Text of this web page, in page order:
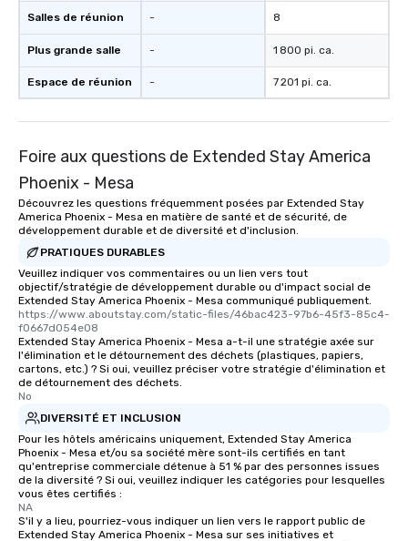
Salles de réunion
Plus grande salle
Espace de réunion
-
-
-
8
1 800 pi. ca.
7 201 pi. ca.
Foire aux questions de Extended Stay America
Phoenix - Mesa
Découvrez les questions fréquemment posées par Extended Stay
America Phoenix - Mesa en matière de santé et de sécurité, de
développement durable et de diversité et d'inclusion.
PRATIQUES DURABLES
Veuillez indiquer vos commentaires ou un lien vers tout
objectif/stratégie de développement durable ou d'impact social de
Extended Stay America Phoenix - Mesa communiqué publiquement.
https://www.aboutstay.com/static-files/46bac423-97b6-45f3-85c4-
f0667d054e08
Extended Stay America Phoenix - Mesa a-t-il une stratégie axée sur
l'élimination et le détournement des déchets (plastiques, papiers,
cartons, etc.) ? Si oui, veuillez préciser votre stratégie d'élimination et
de détournement des déchets.
No
DIVERSITÉ ET INCLUSION
Pour les hôtels américains uniquement, Extended Stay America
Phoenix - Mesa et/ou sa société mère sont-ils certifiés en tant
qu'entreprise commerciale détenue à 51 % par des personnes issues
de la diversité ? Si oui, veuillez indiquer les catégories pour lesquelles
vous êtes certifiés :
NA
S'il y a lieu, pourriez-vous indiquer un lien vers le rapport public de
Extended Stay America Phoenix - Mesa sur ses initiatives et